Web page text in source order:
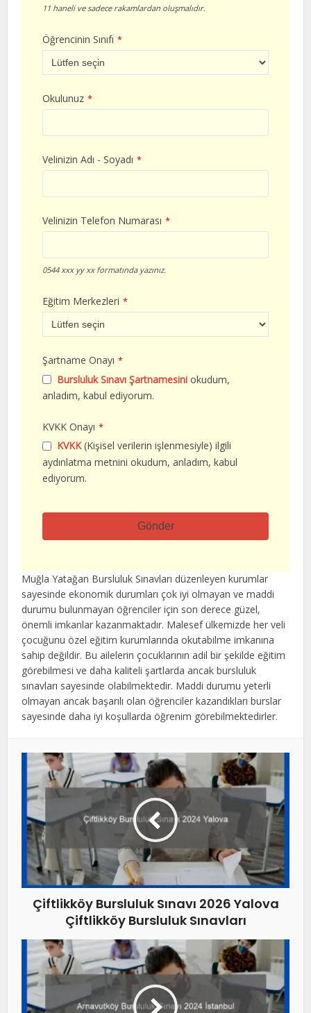
11 haneli ve sadece rakamlardan oluşmalıdır.
Öğrencinin Sınıfı *
Okulunuz *
Velinizin Adı - Soyadı *
Velinizin Telefon Numarası *
0544 xxx yy xx formatında yazınız.
Eğitim Merkezleri *
Şartname Onayı *
Bursluluk Sınavı Şartnamesini okudum,
anladım, kabul ediyorum.
KVKK Onayı *
KVKK(Kişisel verilerin işlenmesiyle) ilgili
aydınlatma metnini okudum, anladım, kabul
ediyorum.
Gönder
alan
boş
bırakılmalıdır
Muğla Yatağan Bursluluk Sınavları düzenleyen kurumlar
sayesinde ekonomik durumları çok iyi olmayan ve maddi
durumu bulunmayan öğrenciler için son derece güzel,
önemli imkanlar kazanmaktadır. Malesef ülkemizde her veli
çocuğunu özel eğitim kurumlarında okutabilme imkanına
sahip değildir. Bu ailelerin çocuklarının adil bir şekilde eğitim
görebilmesi ve daha kaliteli şartlarda ancak bursluluk
sınavları sayesinde olabilmektedir. Maddi durumu yeterli
olmayan ancak başarılı olan öğrenciler kazandıkları burslar
sayesinde daha iyi koşullarda öğrenim görebilmektedirler.
Çiftlikköy Bursluluk Sınavı 2026 Yalova
Çiftlikköy Bursluluk Sınavları